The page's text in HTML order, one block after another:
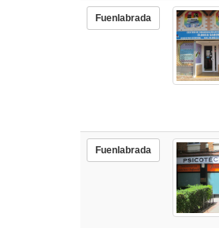
Fuenlabrada
Fuenlabrada